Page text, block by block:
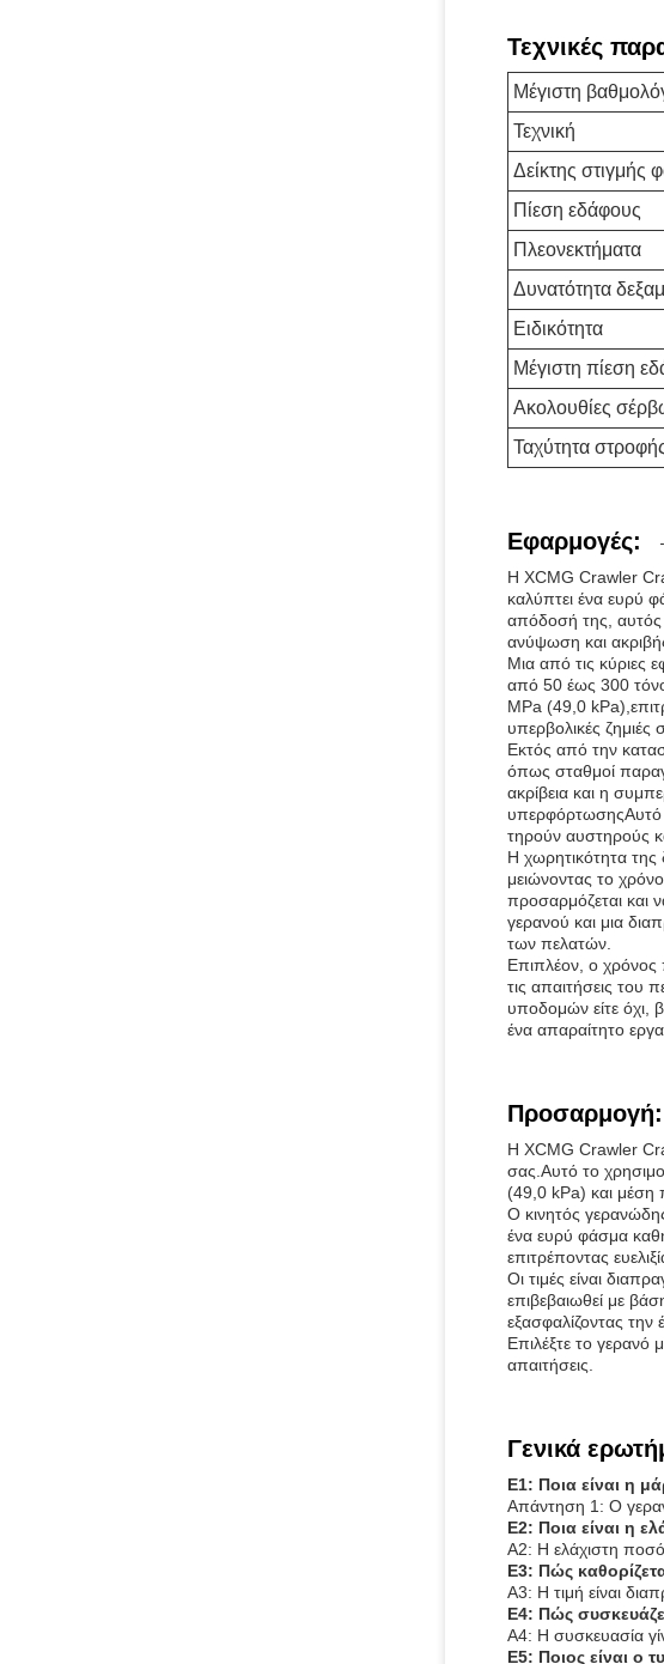
Τεχνικές
Μέγιστη
Τεχνική
Δείκτης στιγμής
Πίεση εδάφους
Πλεονεκτήματα
Δυνατότητα
Ειδικότητα
Μέγιστη πίεση
Ακολουθίες
Ταχύτητα
Εφαρμογές:
Η XCMG Crawler
καλύπτει ένα ευρύ
απόδοσή της, αυτός
ανύψωση και
Μια από τις κύριες
από 50 έως 300
MPa (49,0
υπερβολικές
Εκτός από την
όπως σταθμοί
ακρίβεια και η
υπερφόρτωσηςΑυτό
τηρούν αυστηρούς
Η χωρητικότητα της
μειώνοντας το
προσαρμόζεται και
γερανού και μια
των πελατών.
Επιπλέον, ο χρόνος
τις απαιτήσεις του
υποδομών είτε όχι,
ένα απαραίτητο
Προσαρμογή:
Η XCMG Crawler
σας.Αυτό το
(49,0 kPa) και μέση
Ο κινητός
ένα ευρύ φάσμα
επιτρέποντας
Οι τιμές είναι
επιβεβαιωθεί με
εξασφαλίζοντας την
Επιλέξτε το γερανό
απαιτήσεις.
Γενικά
Ε1: Ποια είναι η
Απάντηση 1: Ο
Ε2: Ποια είναι η
Α2: Η ελάχιστη
Ε3: Πώς
Α3: Η τιμή είναι
Ε4: Πώς
Α4: Η συσκευασία
Ε5: Ποιος είναι ο